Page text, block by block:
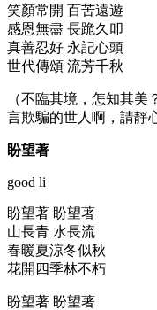
笑顏常開 百苦遠遊
感恩無盡 長跪久叩
真善忍好 永記心頭
世代傳頌 流芳千秋
（不臨其境，怎知其
言欺騙的世人啊，請靜
盼望著
good li
盼望著 盼望著
山長青 水長流
春暖夏涼冬似秋
花開四季林不朽
盼望著 盼望著